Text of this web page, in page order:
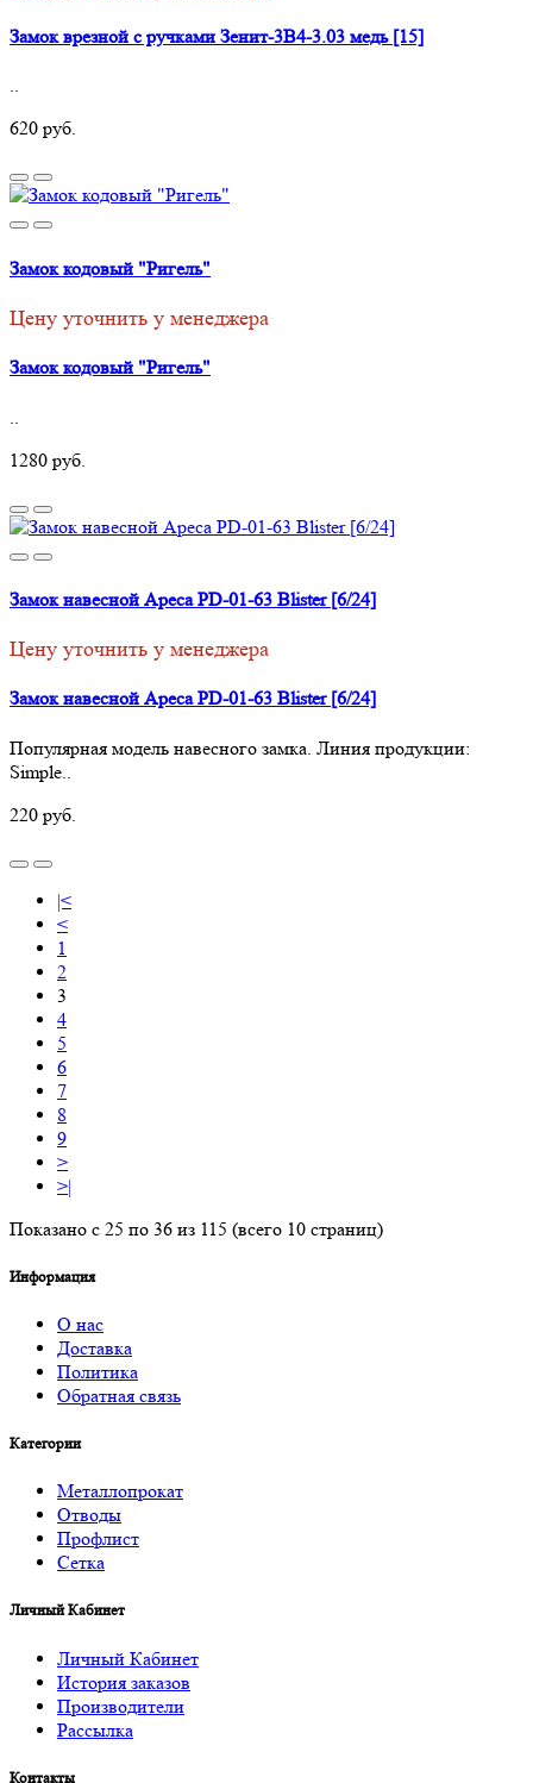
Замок врезной с ручками Зенит-3В4-3.03 медь [15]
..
620 руб.
Замок кодовый "Ригель"
Цену уточнить у менеджера
Замок кодовый "Ригель"
1280 руб.
Замок навесной Apeca PD-01-63 Blister [6/24]
Цену уточнить у менеджера
Замок навесной Apeca PD-01-63 Blister [6/24]
Популярная модель навесного замка. Линия продукции:
Simple..
220 руб.
|<
<
1
2
3
4
5
6
7
8
9
>
>|
Показано с 25 по 36 из 115 (всего 10 страниц)
Информация
О нас
Доставка
Политика
Обратная связь
Категории
Металлопрокат
Отводы
Профлист
Сетка
Личный Кабинет
Личный Кабинет
История заказов
Производители
Рассылка
Контакты